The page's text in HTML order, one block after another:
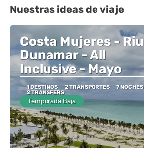
Nuestras ideas de viaje
Costa Mujeres - Riu
Dunamar - All
Inclusive - Mayo
1 DESTINOS 2 TRANSPORTES
7 NOCHES
2 TRANSFERS
Temporada Baja